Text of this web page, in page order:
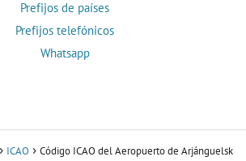
Prefijos de países
Prefijos telefónicos
Whatsapp
ICAO Código ICAO del Aeropuerto de Arjánguelsk